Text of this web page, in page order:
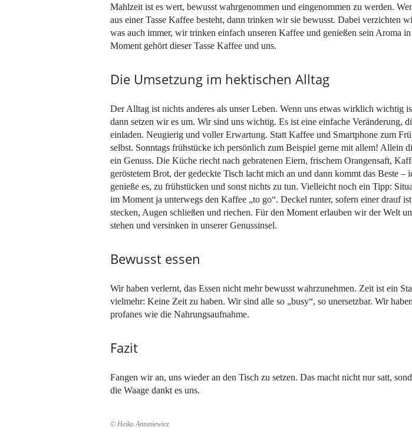
Mahlzeit ist es wert, bewusst wahrgenommen und eingenommen zu werden.
aus einer Tasse Kaffee besteht, dann trinken wir sie bewusst. Dabei verzichten
was auch immer, wir trinken einfach unseren Kaffee und genießen sein Aroma
Moment gehört dieser Tasse Kaffee und uns.
Die Umsetzung im hektischen Alltag
Der Alltag ist nichts anderes als unser Leben. Wenn uns etwas wirklich wichtig
dann setzen wir es um. Wir sind uns wichtig. Es ist eine einfache Veränderung,
einladen. Neugierig und voller Erwartung. Statt Kaffee und Smartphone zum
selbst. Sonntags frühstücke ich persönlich zum Beispiel gerne mit allem! Allein
ein Genuss. Die Küche riecht nach gebratenen Eiern, frischem Orangensaft,
geröstetem Brot, der gedeckte Tisch lacht mich an und dann kommt das Beste –
genieße es, zu frühstücken und sonst nichts zu tun. Vielleicht noch ein Tipp:
im Moment ja unterwegs den Kaffee „to go“. Deckel runter, sofern einer drauf
stecken, Augen schließen und riechen. Für den Moment erlauben wir der Welt
stehen und versinken in unserer Genussinsel.
Bewusst essen
Wir haben verlernt, das Essen nicht mehr bewusst wahrzunehmen. Zeit ist ein
vielmehr: Keine Zeit zu haben. Wir sind alle so „busy“, so unersetzbar. Wir
profanes wie die Nahrungsaufnahme.
Fazit
Fangen wir an, uns wieder an den Tisch zu setzen. Das macht nicht nur satt,
die Waage dankt es uns.
© Heiko Antoniewicz